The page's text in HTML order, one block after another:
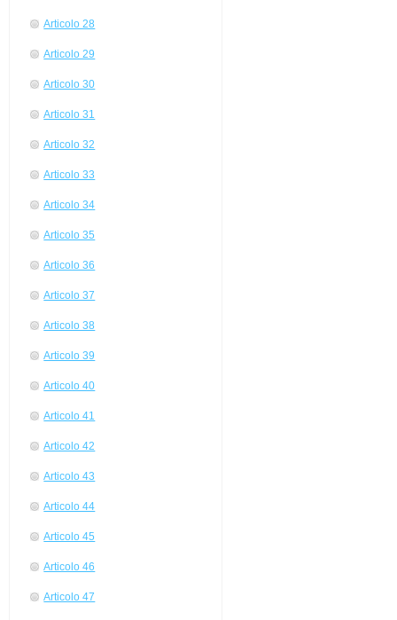
Articolo 28
Articolo 29
Articolo 30
Articolo 31
Articolo 32
Articolo 33
Articolo 34
Articolo 35
Articolo 36
Articolo 37
Articolo 38
Articolo 39
Articolo 40
Articolo 41
Articolo 42
Articolo 43
Articolo 44
Articolo 45
Articolo 46
Articolo 47